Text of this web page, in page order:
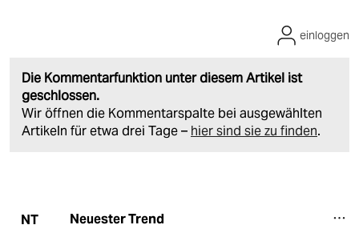
Die Kommentarfunktion unter diesem Artikel ist
geschlossen.
Wir öffnen die Kommentarspalte bei ausgewählten
Artikeln für etwa drei Tage – hier sind sie zu finden.
einloggen
NT Neuester Trend